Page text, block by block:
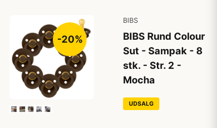
-20%
BIBS
BIBS Rund Colour
Sut - Sampak - 8
stk. - Str. 2 -
Mocha
UDSALG